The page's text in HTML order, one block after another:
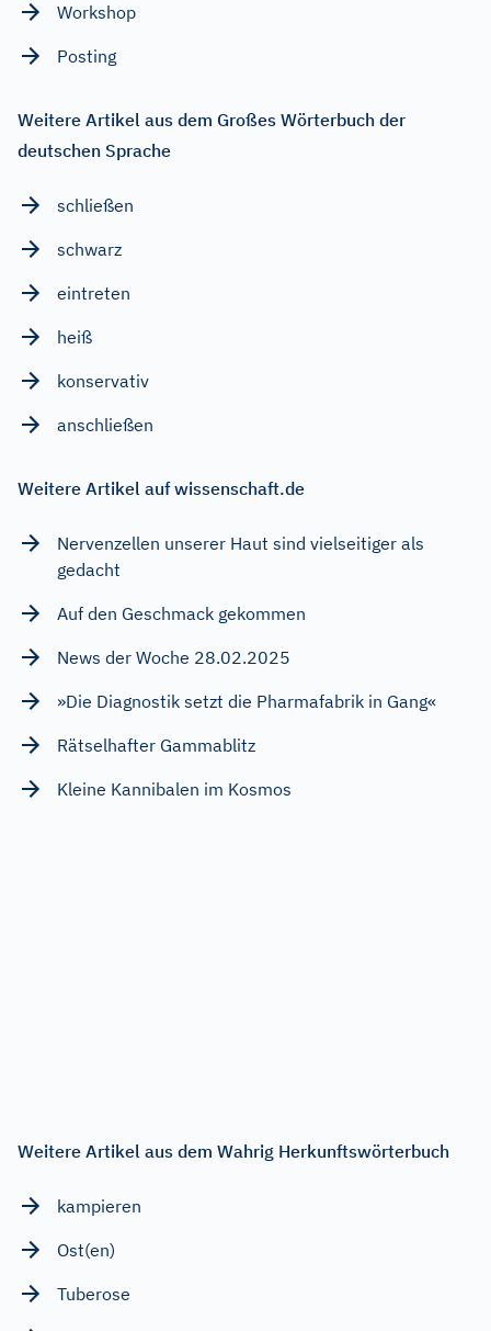
Workshop
Posting
Weitere Artikel aus dem Großes Wörterbuch der
deutschen Sprache
schließen
schwarz
eintreten
heiß
konservativ
anschließen
Weitere Artikel auf wissenschaft.de
Nervenzellen unserer Haut sind vielseitiger als
gedacht
Auf den Geschmack gekommen
News der Woche 28.02.2025
»Die Diagnostik setzt die Pharmafabrik in Gang«
Rätselhafter Gammablitz
Kleine Kannibalen im Kosmos
Weitere Artikel aus dem Wahrig Herkunftswörterbuch
kampieren
Ost(en)
Tuberose